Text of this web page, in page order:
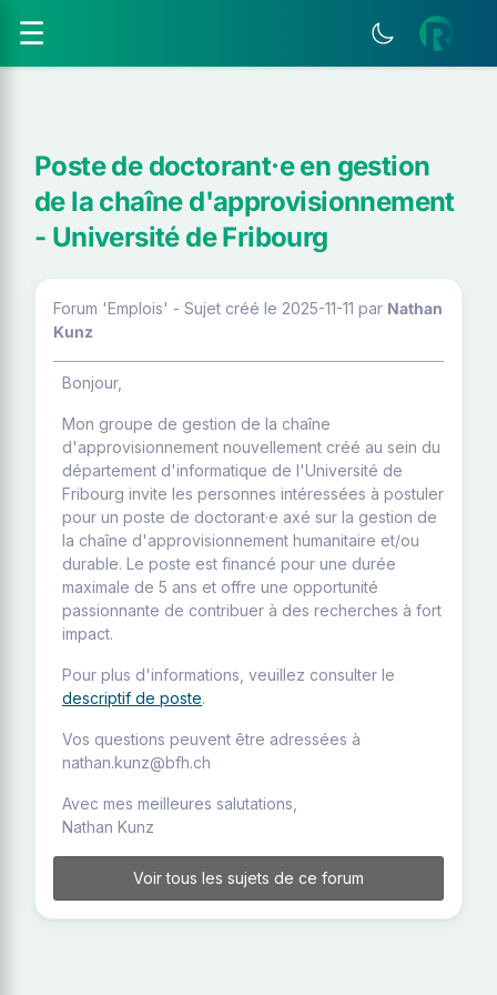
☰
Poste de doctorant·e en gestion
de la chaîne d'approvisionnement
- Université de Fribourg
Forum 'Emplois' - Sujet créé le 2025-11-11 par Nathan
Kunz
Bonjour,
Mon groupe de gestion de la chaîne
d'approvisionnement nouvellement créé au sein du
département d'informatique de l'Université de
Fribourg invite les personnes intéressées à postuler
pour un poste de doctorant·e axé sur la gestion de
la chaîne d'approvisionnement humanitaire et/ou
durable. Le poste est financé pour une durée
maximale de 5 ans et offre une opportunité
passionnante de contribuer à des recherches à fort
impact.
Pour plus d'informations, veuillez consulter le
descriptif de poste.
Vos questions peuvent être adressées à
nathan.kunz@bfh.ch
Avec mes meilleures salutations,
Nathan Kunz
Voir tous les sujets de ce forum